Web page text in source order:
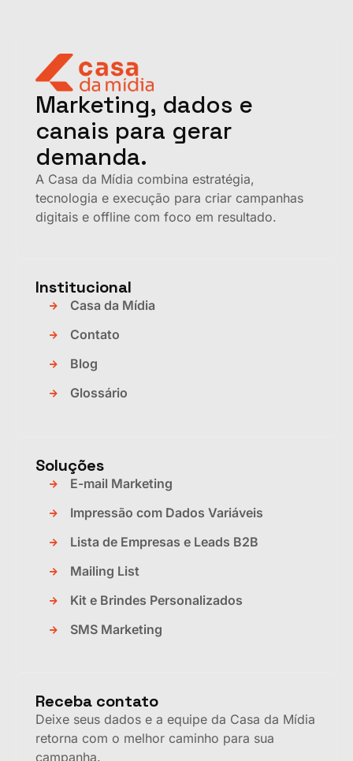
Marketing, dados e
canais para gerar
demanda.
A Casa da Mídia combina estratégia,
tecnologia e execução para criar campanhas
digitais e offline com foco em resultado.
Institucional
Casa da Mídia
Contato
Blog
Glossário
Soluções
E-mail Marketing
Impressão com Dados Variáveis
Lista de Empresas e Leads B2B
Mailing List
Kit e Brindes Personalizados
SMS Marketing
Receba contato
Deixe seus dados e a equipe da Casa da Mídia
retorna com o melhor caminho para sua
campanha.